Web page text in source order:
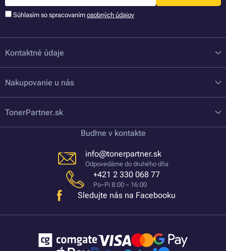
Súhlasím so spracovaním osobných údajov
Kontaktné údaje
Nakupovanie u nás
TonerPartner.sk
Buďme v kontakte
info@tonerpartner.sk
Odpovedáme do druhého dňa
+421 2 330 068 77
Po–Pi 8:00 – 16:00
Sledujte nás na Facebooku